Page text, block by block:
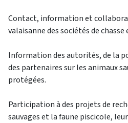
Contact, information et
valaisanne des sociétés de
Information des autorités, de la
des partenaires sur les animaux
protégées.
Participation à des projets de
sauvages et la faune piscicole,